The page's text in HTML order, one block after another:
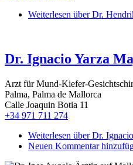
Weiterlesen über Dr.
Dr. Ignacio Yarza
Arzt für Mund-Kiefer-
Palma, Palma de Mallorca
Calle Joaquin Botia 11
+34 971 711 274
Weiterlesen über Dr.
Neuen Kommentar